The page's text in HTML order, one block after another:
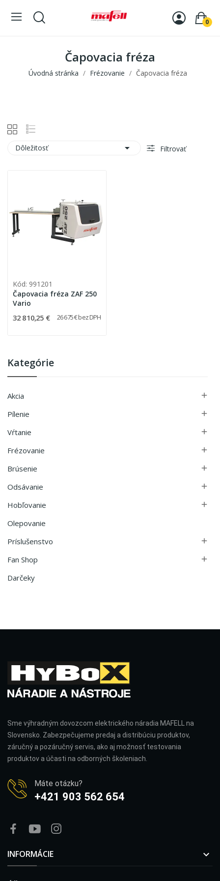
0
Čapovacia fréza
Úvodná stránka Frézovanie Čapovacia fréza
Kategórie
Akcia 
Pílenie 
Vŕtanie 
Frézovanie 
Brúsenie 
Odsávanie 
Hobľovanie 
Olepovanie
Príslušenstvo

Fan Shop 
Darčeky
Dôležitosť  Filtrovať
Kód: 991201
Čapovacia fréza ZAF 250
Vario
32 810,25 € 26 675 € bez DPH
Sme výhradným dovozcom elektrického náradia MAFELL na
Slovensko. Zabezpečujeme predaj a distribúciu produktov,
záručný a pozáručný servis, ako aj možnosť testovania
produktov a účasti na odborných školeniach.
Máte otázku?
+421 903 562 654
INFORMÁCIE 